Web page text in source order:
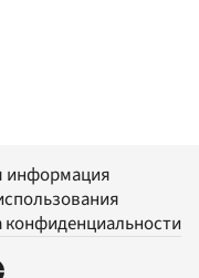
информация
конфиденциальности